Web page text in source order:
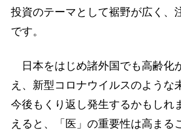
投資のテーマとして裾野が広く、
です。
日本をはじめ諸外国でも高齢化
え、新型コロナウイルスのような
今後もくり返し発生するかもしれ
えると、「医」の重要性は高まる